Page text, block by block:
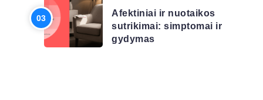
Afektiniai ir nuotaikos
sutrikimai: simptomai ir
gydymas